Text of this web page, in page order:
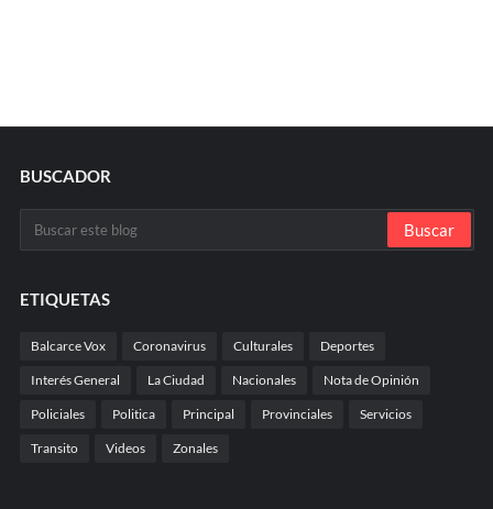
BUSCADOR
ETIQUETAS
Balcarce Vox Coronavirus Culturales Deportes
Interés General La Ciudad Nacionales Nota de Opinión
Policiales Politica Principal Provinciales Servicios
Transito Videos Zonales